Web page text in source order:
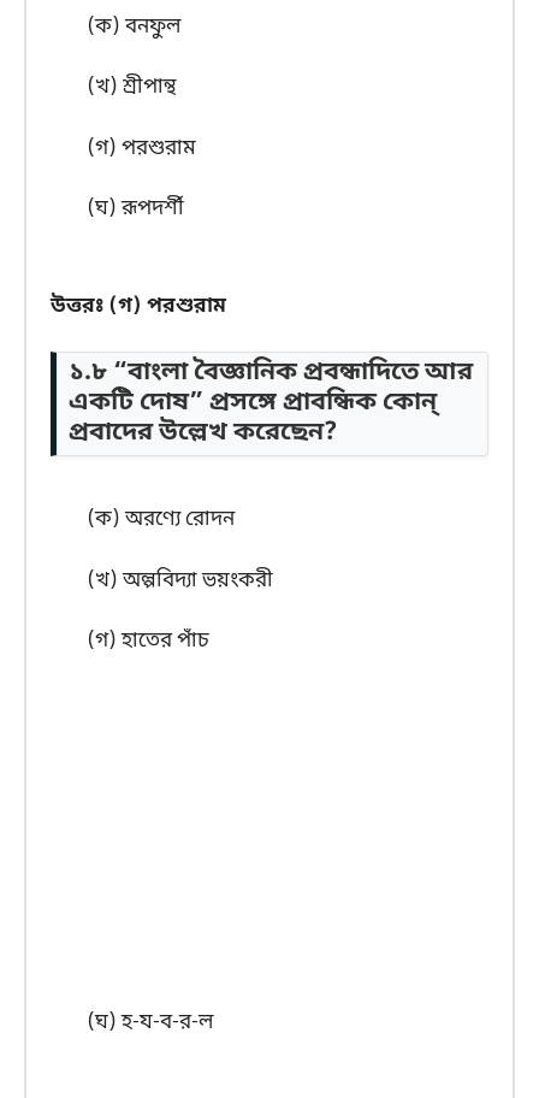
(ক) বনফুল
(খ) শ্রীপান্থ
(গ) পরশুরাম
(ঘ) রূপদর্শী
উত্তরঃ (গ) পরশুরাম
১.৮ “বাংলা বৈজ্ঞানিক প্রবন্ধাদিতে আর
একটি দোষ” প্রসঙ্গে প্রাবন্ধিক কোন্
প্রবাদের উল্লেখ করেছেন?
(ক) অরণ্যে রোদন
(খ) অল্পবিদ্যা ভয়ংকরী
(গ) হাতের পাঁচ
(ঘ) হ-য-ব-র-ল